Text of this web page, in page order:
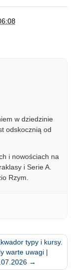
w dziedzinie
odskocznią od
i nowościach na
i Serie A.
Rzym.
typy i kursy.
warte uwagi |
→